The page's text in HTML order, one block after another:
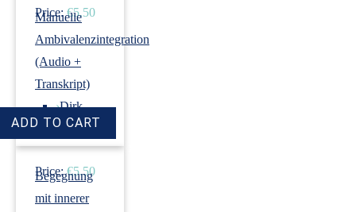
Price: €5.50
Manuelle
Ambivalenzintegration
(Audio +
Transkript)
›Dirk
Revenstorf
Price: €5.50
Begegnung
mit innerer